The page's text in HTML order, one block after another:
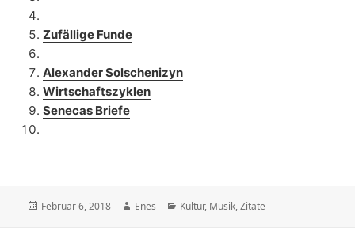
Zufällige Funde
Alexander Solschenizyn
Wirtschaftszyklen
Senecas Briefe
Veröffentlicht
Februar 6, 2018 Autor
Enes Kategorien
Kultur, Musik,Zitate